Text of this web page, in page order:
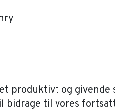
produktivt og givende
bidrage til vores